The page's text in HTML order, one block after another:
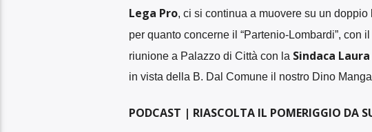
Lega Pro, ci si continua a muovere su un doppio
per quanto concerne il “Partenio-Lombardi”, con
riunione a Palazzo di Città con la Sindaca
in vista della B. Dal Comune il nostro Dino
PODCAST | RIASCOLTA IL POMERIGGIO DA